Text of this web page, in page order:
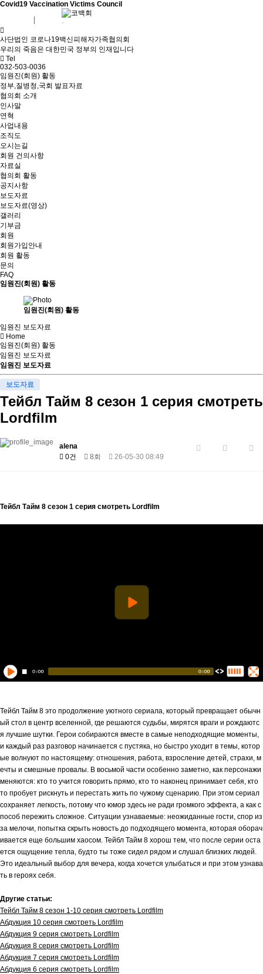
Covid19 Vaccination Victims Council
사단법인 코로나19백신피해자가족협의회
우리의 죽음은 대한민국 정부의 인재입니다
Tel
032-503-0036
임원진(회원) 활동
정부,질병청,국회 발표자료
협의회 소개
인사말
연혁
사업내용
조직도
오시는길
회원 건의사항
자료실
협의회 활동
공지사항
보도자료
보도자료(영상)
갤러리
기부금
회원
회원가입안내
회원 활동
문의
FAQ
임원진(회원) 활동
임원진(회원) 활동
임원진 보도자료
Home
임원진(회원) 활동
임원진 보도자료
임원진 보도자료
보도자료
Тейбл Тайм 8 сезон 1 серия смотреть
Lordfilm
alena
0건
8회 26-05-30 08:49
Тейбл Тайм 8 сезон 1 серия смотреть Lordfilm
Тейбл Тайм 8 это продолжение уютного сериала, который превращает обычн
ый стол в центр вселенной, где решаются судьбы, мирятся враги и рождаютс
я лучшие шутки. Герои собираются вместе в самые неподходящие моменты,
и каждый раз разговор начинается с пустяка, но быстро уходит в темы, котор
ые волнуют по настоящему: отношения, работа, взросление детей, страхи, м
ечты и смешные провалы. В восьмой части особенно заметно, как персонажи
меняются: кто то учится говорить прямо, кто то наконец принимает себя, кто
то пробует рискнуть и перестать жить по чужому сценарию. При этом сериал
сохраняет легкость, потому что юмор здесь не ради громкого эффекта, а как с
пособ пережить сложное. Ситуации узнаваемые: неожиданные гости, спор из
за мелочи, попытка скрыть новость до подходящего момента, которая оборач
ивается еще большим хаосом. Тейбл Тайм 8 хорош тем, что после серии оста
ется ощущение тепла, будто ты тоже сидел рядом и слушал близких людей.
Это идеальный выбор для вечера, когда хочется улыбаться и при этом узнава
ть в героях себя.
Другие статьи:
Тейбл Тайм 8 сезон 1-10 серия смотреть Lordfilm
Абдукция 10 серия смотреть Lordfilm
Абдукция 9 серия смотреть Lordfilm
Абдукция 8 серия смотреть Lordfilm
Абдукция 7 серия смотреть Lordfilm
Абдукция 6 серия смотреть Lordfilm